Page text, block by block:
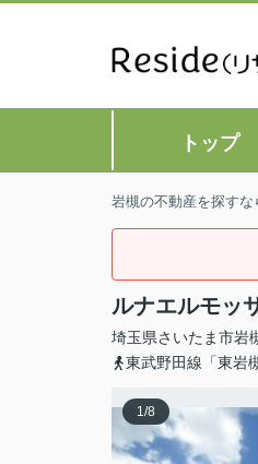
トップ
岩槻の不動産を探す
ルナエルモッ
埼玉県さいたま市岩
東武野田線「東岩
1/8